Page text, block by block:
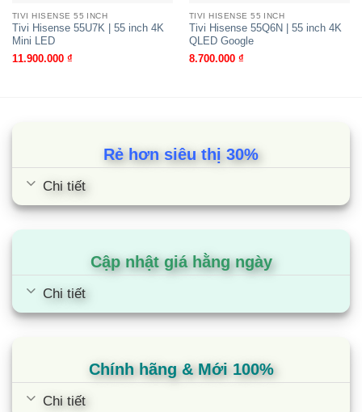
TIVI HISENSE 55 INCH
Tivi Hisense 55U7K | 55 inch 4K
Mini LED
11.900.000 ₫
TIVI HISENSE 55 INCH
Tivi Hisense 55Q6N | 55 inch 4K
QLED Google
8.700.000 ₫
Rẻ hơn siêu thị 30%
Chi tiết
Cập nhật giá hằng ngày
Chi tiết
Chính hãng & Mới 100%
Chi tiết